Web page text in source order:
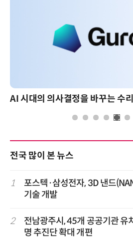
전국 많이 본 뉴스
1
포스텍·삼성전자, 3D 낸드
기술 개발
2
전남광주시, 45개 공공기관
명 추진단 확대 개편